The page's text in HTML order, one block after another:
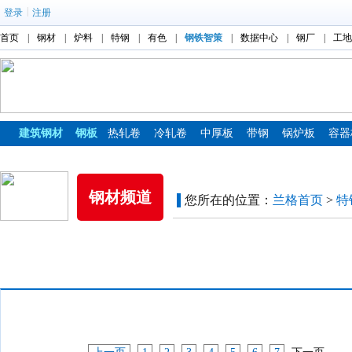
登录 注册
首页 钢材 炉料 特钢 有色 钢铁智策 数据中心 钢厂 工
建筑钢材 钢板 热轧卷 冷轧卷 中厚板 带钢 锅炉板 容
钢材频道 您所在的位置： 兰格首页 > 特